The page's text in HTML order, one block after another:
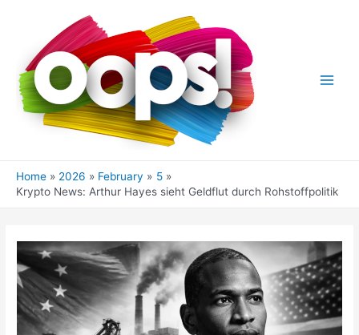
Home 2026 February
5
Krypto News: Arthur Hayes sieht Geldflut durch Rohstoffpolitik